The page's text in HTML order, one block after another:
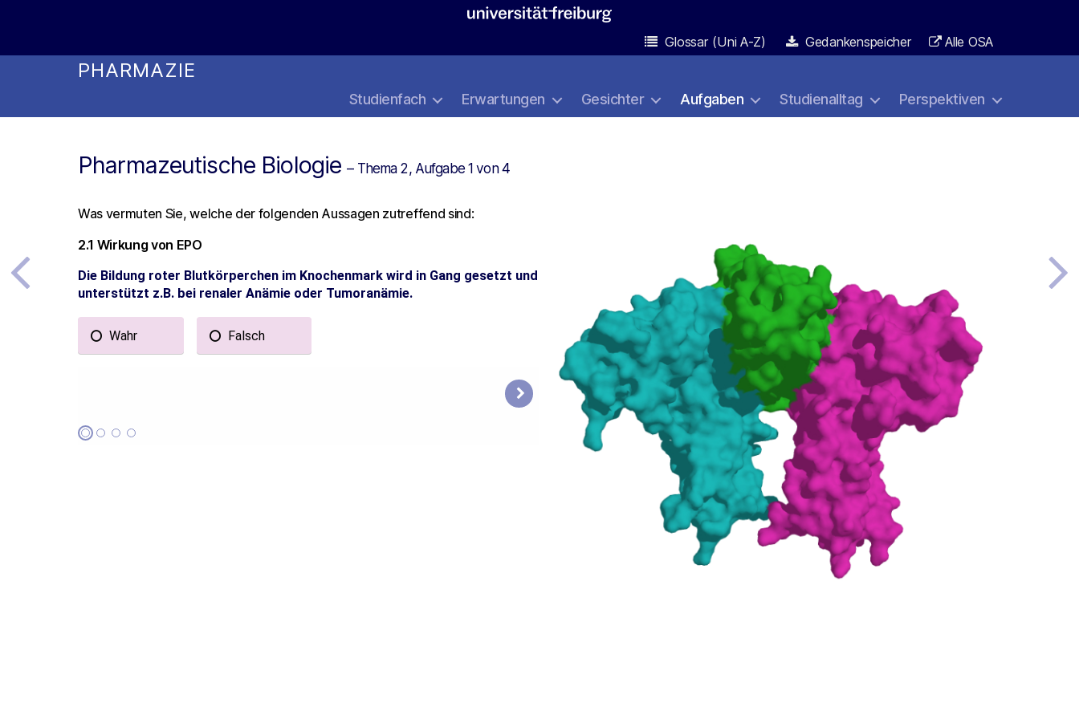
Glossar (Uni A-Z) Gedankenspeicher Alle OSA
PHARMAZIE
Studienfach Erwartungen Gesichter Aufgaben Studienalltag Perspektiven
Pharmazeutische Biologie– Thema 2, Aufgabe 1 von 4
Was vermuten Sie, welche der folgenden Aussagen zutreffend sind:
2.1 Wirkung von EPO